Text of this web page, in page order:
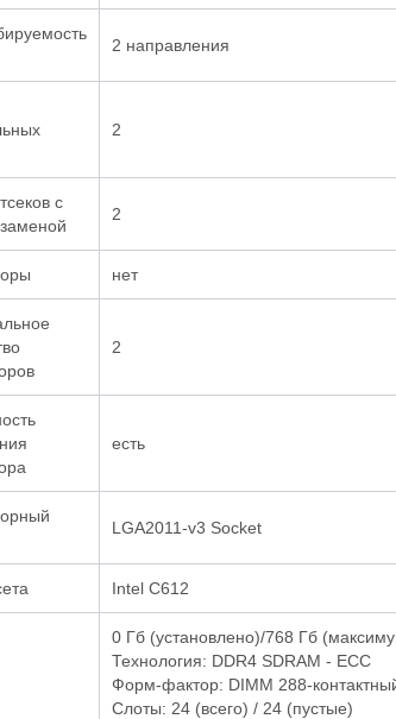
2 направления
2
с
2
нет
2
есть
LGA2011-v3 Socket
Intel C612
0 Гб (установлено)/768 Гб
Технология: DDR4 SDRAM - ECC
Форм-фактор: DIMM 288-
Слоты: 24 (всего) / 24 (пустые)